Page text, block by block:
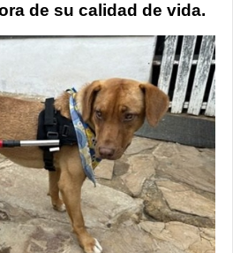
de su calidad de vida.